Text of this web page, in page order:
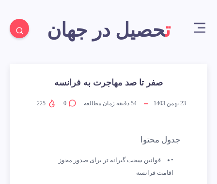
تحصیل در جهان
صفر تا صد مهاجرت به فرانسه
23 بهمن 1403 54 دقیقه زمان مطالعه 0
جدول محتوا
قوانین سخت گیرانه تر برای صدور مجوز
اقامت فرانسه